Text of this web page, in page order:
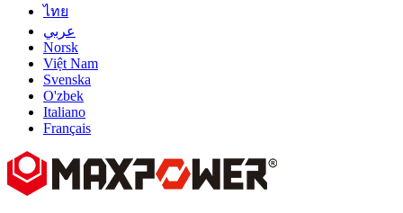
ไทย
عربي
Norsk
Việt Nam
Svenska
O'zbek
Italiano
Français